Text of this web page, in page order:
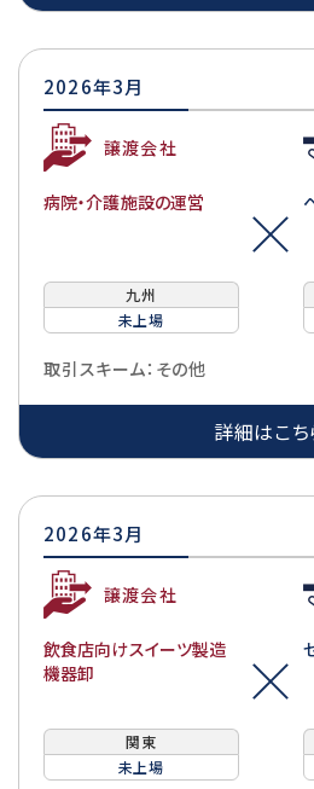
2026年3月
譲渡会社
病院・介護施設の運営
九州
未上場
取引スキーム：その他
詳細はこち
2026年3月
譲渡会社
飲食店向けスイーツ製造
機器卸
関東
未上場